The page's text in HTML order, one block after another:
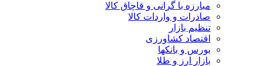
مبارزه با گرانی و قاچاق کالا
صادرات و واردات کالا
تنظیم بازار
اقتصاد کشاورزی
بورس و بانکها
بازار ارز و طلا